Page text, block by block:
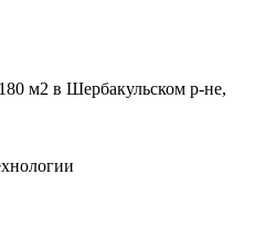
м2 в Шербакульском р-не,